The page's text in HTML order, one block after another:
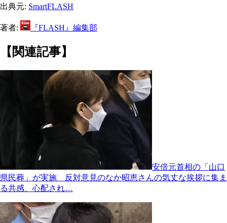
出典元: SmartFLASH
著者: 『FLASH』編集部
【関連記事】
安倍元首相の「山口
県民葬」が実施 反対意見のなか昭恵さんの気丈な挨拶に集ま
る共感、心配され…